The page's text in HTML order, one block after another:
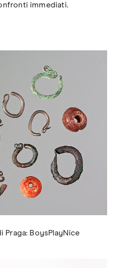
immediati.
Praga: BoysPlayNice